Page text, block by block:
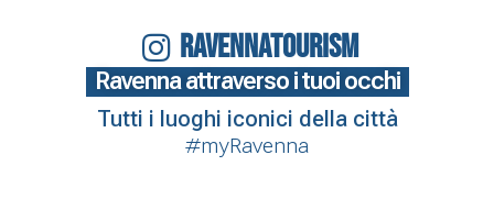
RAVENNATOURISM
Ravenna attraverso i tuoi occhi
Tutti i luoghi iconici della città
#myRavenna